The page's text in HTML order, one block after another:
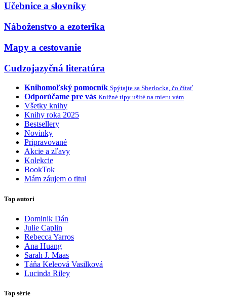
Učebnice a slovníky
Náboženstvo a ezoterika
Mapy a cestovanie
Cudzojazyčná literatúra
Knihomoľský pomocník Spýtajte sa Sherlocka, čo čítať
Odporúčame pre vás Knižné tipy ušité na mieru vám
Všetky knihy
Knihy roka 2025
Bestsellery
Novinky
Pripravované
Akcie a zľavy
Kolekcie
BookTok
Mám záujem o titul
Top autori
Dominik Dán
Julie Caplin
Rebecca Yarros
Ana Huang
Sarah J. Maas
Táňa Keleová Vasilková
Lucinda Riley
Top série